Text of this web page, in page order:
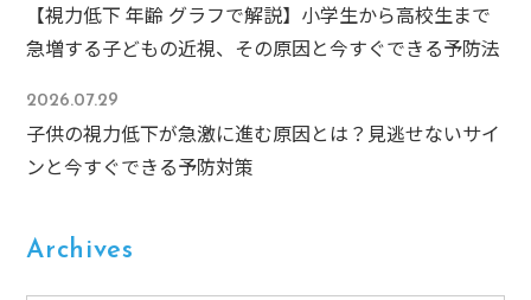
【視力低下 年齢 グラフで解説】小学生から高校生まで
急増する子どもの近視、その原因と今すぐできる予防法
2026.07.29
子供の視力低下が急激に進む原因とは？見逃せないサイ
ンと今すぐできる予防対策
Archives